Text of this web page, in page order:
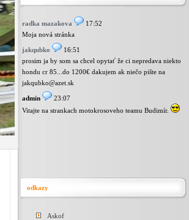
radka mazakova
17:52
Moja nová stránka
jakqubko
16:51
prosim ja by som sa chcel opytať že ci nepredava niekto
hondu cr 85...do 1200€ dakujem ak niečo pište na
jakqubko@azet.sk
admin
23:07
Vitajte na strankach motokrosoveho teamu Budimír.
odkazy
Askof